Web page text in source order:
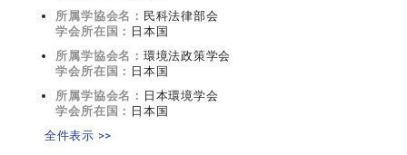
所属学協会名： 民科法律部会
学会所在国： 日本国
所属学協会名： 環境法政策学会
学会所在国： 日本国
所属学協会名： 日本環境学会
学会所在国： 日本国
全件表示 >>